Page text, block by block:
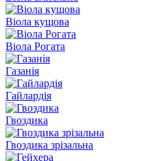
Віола кущова
Віола Рогата
Газанія
Гайлардія
Гвоздика
Гвоздика зрізальна